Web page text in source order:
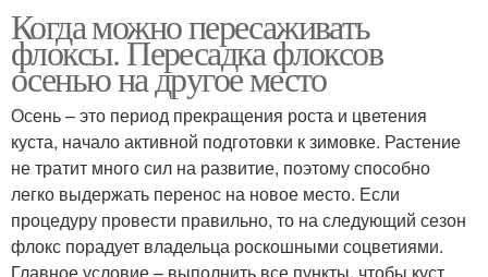
Когда можно пересаживать
флоксы. Пересадка флоксов
осенью на другое место
Осень – это период прекращения роста и цветения
куста, начало активной подготовки к зимовке. Растение
не тратит много сил на развитие, поэтому способно
легко выдержать перенос на новое место. Если
процедуру провести правильно, то на следующий сезон
флокс порадует владельца роскошными соцветиями.
Главное условие – выполнить все пункты, чтобы куст